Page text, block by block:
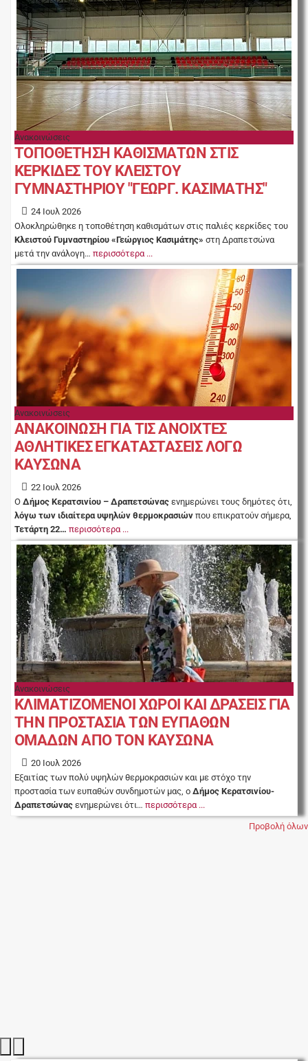
Ανακοινώσεις
ΤΟΠΟΘΕΤΗΣΗ ΚΑΘΙΣΜΑΤΩΝ ΣΤΙΣ
ΚΕΡΚΙΔΕΣ ΤΟΥ ΚΛΕΙΣΤΟΥ
ΓΥΜΝΑΣΤΗΡΙΟΥ "ΓΕΩΡΓ. ΚΑΣΙΜΑΤΗΣ"
24 Ιουλ 2026
Ολοκληρώθηκε η τοποθέτηση καθισμάτων στις παλιές κερκίδες του
Κλειστού Γυμναστηρίου «Γεώργιος Κασιμάτης» στη Δραπετσώνα
μετά την ανάλογη… περισσότερα ...
Ανακοινώσεις
ΑΝΑΚΟΙΝΩΣΗ ΓΙΑ ΤΙΣ ΑΝΟΙΧΤΕΣ
ΑΘΛΗΤΙΚΕΣ ΕΓΚΑΤΑΣΤΑΣΕΙΣ ΛΟΓΩ
ΚΑΥΣΩΝΑ
22 Ιουλ 2026
Ο Δήμος Κερατσινίου – Δραπετσώνας ενημερώνει τους δημότες ότι,
λόγω των ιδιαίτερα υψηλών θερμοκρασιών που επικρατούν σήμερα,
Τετάρτη 22… περισσότερα ...
Ανακοινώσεις
ΚΛΙΜΑΤΙΖΟΜΕΝΟΙ ΧΩΡΟΙ ΚΑΙ ΔΡΑΣΕΙΣ ΓΙΑ
ΤΗΝ ΠΡΟΣΤΑΣΙΑ ΤΩΝ ΕΥΠΑΘΩΝ
ΟΜΑΔΩΝ ΑΠΟ ΤΟΝ ΚΑΥΣΩΝΑ
20 Ιουλ 2026
Εξαιτίας των πολύ υψηλών θερμοκρασιών και με στόχο την
προστασία των ευπαθών συνδημοτών μας, ο Δήμος Κερατσινίου-
Δραπετσώνας ενημερώνει ότι… περισσότερα ...
Προβολή όλων